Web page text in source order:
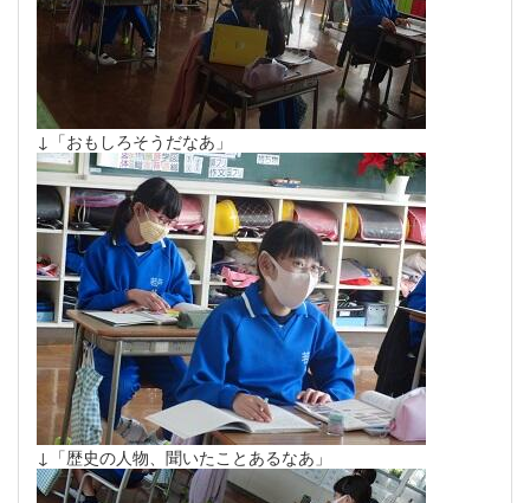
↓「おもしろそうだなあ」
↓「歴史の人物、聞いたことあるなあ」